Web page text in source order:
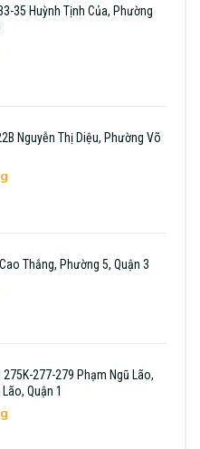
35 Huỳnh Tịnh Của, Phường
Nguyễn Thị Diệu, Phường Võ
Thắng, Phường 5, Quận 3
277-279 Phạm Ngũ Lão,
Quận 1